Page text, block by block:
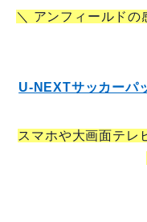
＼ アンフィールドの
U-NEXTサッカーパ
スマホや大画面テレ